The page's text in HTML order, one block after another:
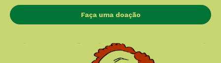
Faça uma doação